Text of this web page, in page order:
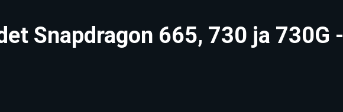
Snapdragon 665, 730 ja 730G -